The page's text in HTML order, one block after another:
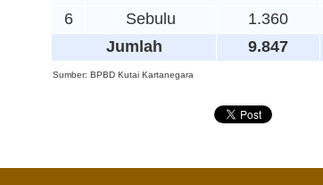
6
Sebulu 1.360
Jumlah
9.847
Sumber: BPBD Kutai Kartanegara